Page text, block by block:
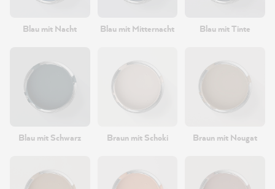
Blau mit Nacht Blau mit Mitternacht Blau mit Tinte
Blau mit Schwarz Braun mit Schoki Braun mit Nougat